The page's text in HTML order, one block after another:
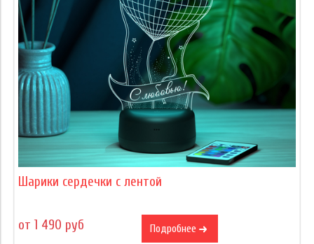
Шарики сердечки c лентой
от 1 490 руб Подробнее